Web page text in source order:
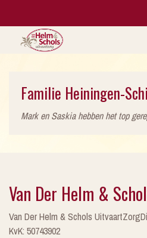
Familie Heiningen-
Mark en Saskia hebben het top
Van Der Helm &
Van Der Helm & Schols
KvK: 50743902